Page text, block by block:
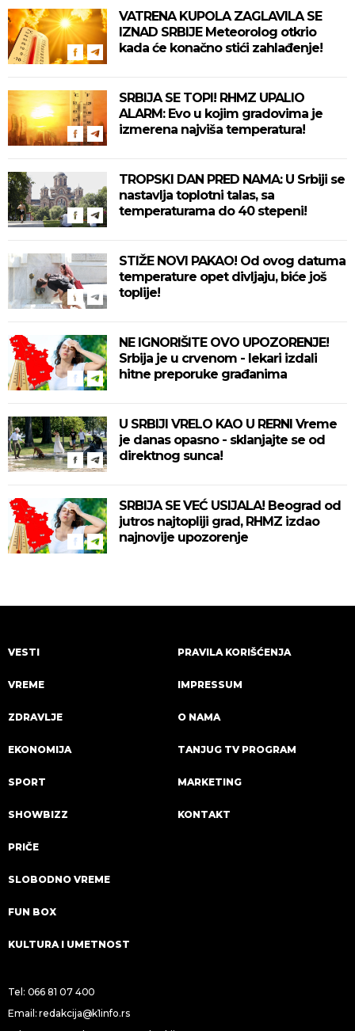
VATRENA KUPOLA ZAGLAVILA SE
IZNAD SRBIJE Meteorolog otkrio
kada će konačno stići zahlađenje!
SRBIJA SE TOPI! RHMZ UPALIO
ALARM: Evo u kojim gradovima je
izmerena najviša temperatura!
TROPSKI DAN PRED NAMA: U Srbiji se
nastavlja toplotni talas, sa
temperaturama do 40 stepeni!
STIŽE NOVI PAKAO! Od ovog datuma
temperature opet divljaju, biće još
toplije!
NE IGNORIŠITE OVO UPOZORENJE!
Srbija je u crvenom - lekari izdali
hitne preporuke građanima
U SRBIJI VRELO KAO U RERNI Vreme
je danas opasno - sklanjajte se od
direktnog sunca!
SRBIJA SE VEĆ USIJALA! Beograd od
jutros najtopliji grad, RHMZ izdao
najnovije upozorenje
VESTI
VREME
ZDRAVLJE
EKONOMIJA
SPORT
SHOWBIZZ
PRIČE
SLOBODNO VREME
FUN BOX
KULTURA I UMETNOST
PRAVILA KORIŠĆENJA
IMPRESSUM
O NAMA
TANJUG TV PROGRAM
MARKETING
KONTAKT
Tel: 066 81 07 400
Email:redakcija@k1info.rs